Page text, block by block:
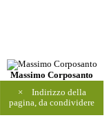
Massimo Corposanto
×
Indirizzo della
pagina, da condividere